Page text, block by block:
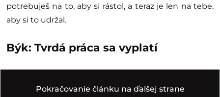
potrebuješ na to, aby si rástol, a teraz je len na tebe,
aby si to udržal.
Býk: Tvrdá práca sa vyplatí
Pokračovanie článku na ďalšej strane